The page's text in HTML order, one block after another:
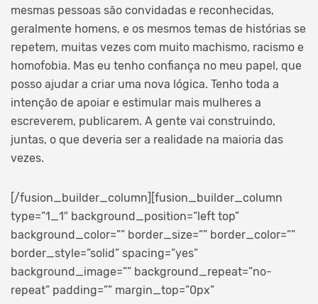
mesmas pessoas são convidadas e reconhecidas,
geralmente homens, e os mesmos temas de histórias se
repetem, muitas vezes com muito machismo, racismo e
homofobia. Mas eu tenho confiança no meu papel, que
posso ajudar a criar uma nova lógica. Tenho toda a
intenção de apoiar e estimular mais mulheres a
escreverem, publicarem. A gente vai construindo,
juntas, o que deveria ser a realidade na maioria das
vezes.
[/fusion_builder_column][fusion_builder_column
type=”1_1″ background_position=”left top”
background_color=”” border_size=”” border_color=””
border_style=”solid” spacing=”yes”
background_image=”” background_repeat=”no-
repeat” padding=”” margin_top=”0px”